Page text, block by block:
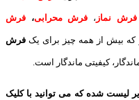
فرش نماز ، فرش محرابی، فرش
که بیش از همه چیز برای یک فرش
کیفیتی ماندگار است.
لیست شده که می توانید با کلیک